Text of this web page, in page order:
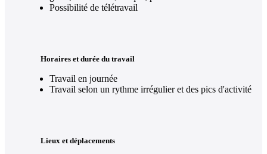
Possibilité de télétravail
Horaires et durée du travail
Travail en journée
Travail selon un rythme irrégulier et des pics d'activité
Lieux et déplacements